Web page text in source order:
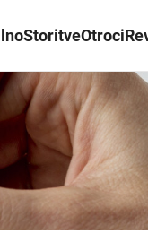
StoritveOtroci
Close search
torek